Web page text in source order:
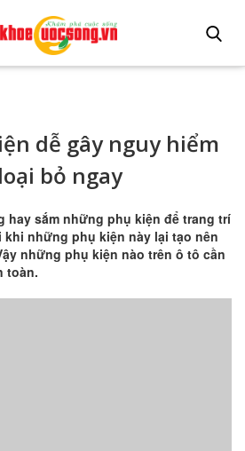
dễ gây nguy hiểm
bỏ ngay
hay sắm những phụ kiện để trang trí
những phụ kiện này lại tạo nên
những phụ kiện nào trên ô tô cần
toàn.